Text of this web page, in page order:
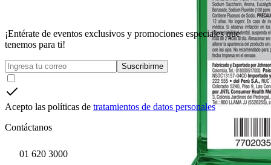
¡Entérate de eventos exclusivos y promociones especiales que
tenemos para ti!
Suscribirme
Acepto las políticas de tratamientos de datos personales
Contáctanos
01 620 3000